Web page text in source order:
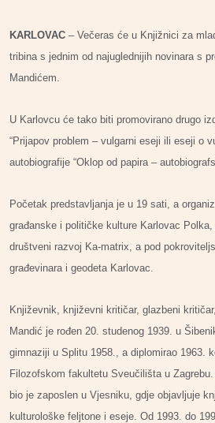
KARLOVAC – Večeras će u Knjižnici za
tribina s jednim od najuglednijih novinara s
Mandićem.
U Karlovcu će tako biti promovirano drugo
“Prijapov problem – vulgarni eseji ili eseji o
autobiografije “Oklop od papira –
Početak predstavljanja je u 19 sati, a
građanske i političke kulture Karlovac
društveni razvoj Ka-matrix, a pod
građevinara i geodeta Karlovac.
Književnik, književni kritičar, glazbeni
Mandić je rođen 20. studenog 1939. u
gimnaziji u Splitu 1958., a diplomirao 1963.
Filozofskom fakultetu Sveučilišta u
bio je zaposlen u Vjesniku, gdje objavljuje
kulturološke feljtone i eseje. Od 1993. do